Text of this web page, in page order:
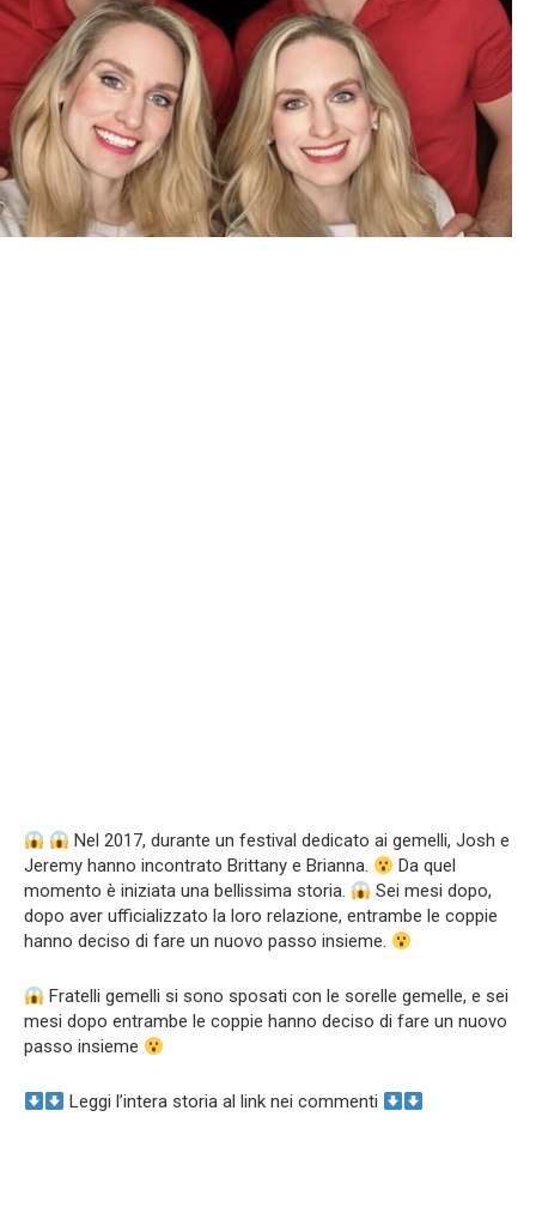
Nel 2017, durante un festival dedicato ai gemelli, Josh e
Jeremy hanno incontrato Brittany e Brianna.
Da quel
momento è iniziata una bellissima storia.
Sei mesi dopo,
dopo aver ufficializzato la loro relazione, entrambe le coppie
hanno deciso di fare un nuovo passo insieme.
Fratelli gemelli si sono sposati con le sorelle gemelle, e sei
mesi dopo entrambe le coppie hanno deciso di fare un nuovo
passo insieme
Leggi l’intera storia al link nei commenti